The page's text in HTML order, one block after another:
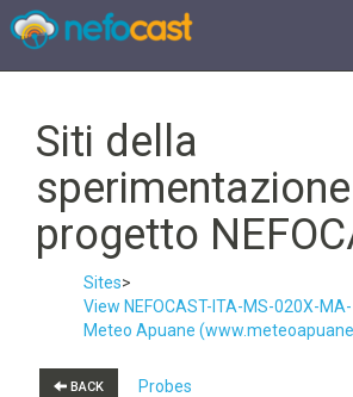
Siti della
sperimentazione
progetto
Sites>
View NEFOCAST-ITA-MS-020X-
Meteo Apuane
BACK
Probes